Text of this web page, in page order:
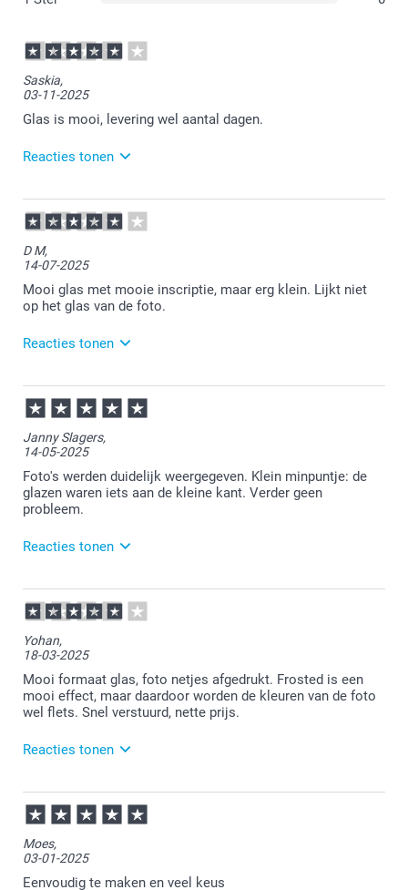
Saskia,
03-11-2025
Glas is mooi, levering wel aantal dagen.
Reacties tonen
04-11-2025
11:19
Bedankt voor je review. Fijn om te horen dat je
wellicht tot een volgende keer.
D M,
14-07-2025
Mooi glas met mooie inscriptie, maar erg klein. Lijkt niet
op het glas van de foto.
Reacties tonen
15-07-2025
13:31
Bedankt voor je review. Fijn om te horen dat je
tevreden bent over de opdruk. We zullen je tip over
de preview van het glas mee nemen om ons te
blijven verbeteren. Bedankt dat je de moeite hebt
genomen om dit aan ons door te geven.
Janny Slagers,
14-05-2025
Foto's werden duidelijk weergegeven. Klein minpuntje: de
glazen waren iets aan de kleine kant. Verder geen
probleem.
Reacties tonen
14-05-2025
12:46
Bedankt voor je review. Wat fijn om te lezen dat je
de kleine kant vond. De formaten staan wel op onze
website beschreven onder specificaties. Wellicht heb
je dit over het hoofd gezien. Wij gaan het in ieder
geval meenemen als tip. Alsnog heel veel plezier van
Yohan,
18-03-2025
Mooi formaat glas, foto netjes afgedrukt. Frosted is een
mooi effect, maar daardoor worden de kleuren van de foto
wel flets. Snel verstuurd, nette prijs.
Reacties tonen
19-03-2025
09:03
Bedankt voor je review. Wat fijn om te lezen dat je
opnemen met de klantenservice
(service@smartphoto.nl) en dan even een foto
Moes,
03-01-2025
Eenvoudig te maken en veel keus